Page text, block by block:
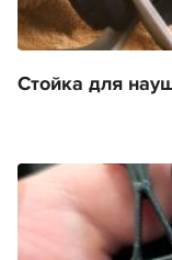
Стойка для